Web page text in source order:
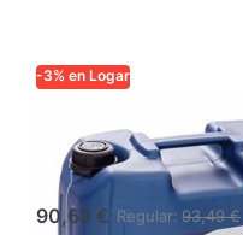
-3% en Logar
Aceite térmico
20 l
90,68 € Regular: 93,49 €